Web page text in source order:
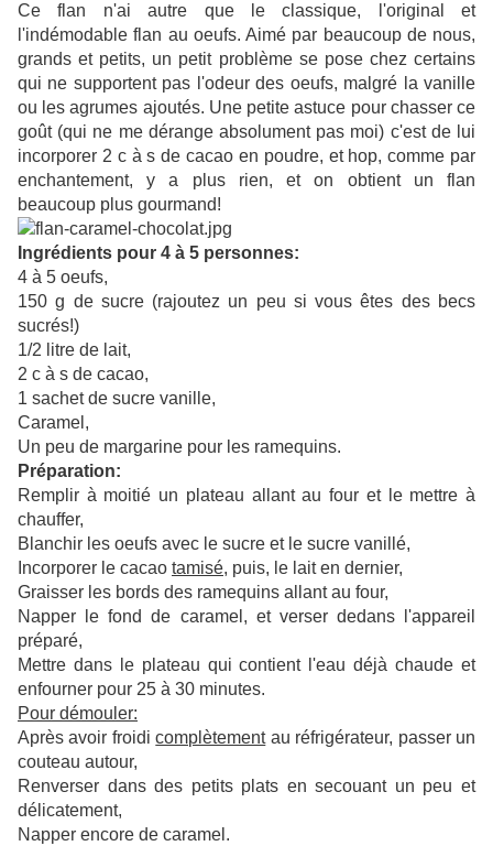
Ce flan n'ai autre que le classique, l'original et
l'indémodable flan au oeufs. Aimé par beaucoup de nous,
grands et petits, un petit problème se pose chez certains
qui ne supportent pas l'odeur des oeufs, malgré la vanille
ou les agrumes ajoutés. Une petite astuce pour chasser ce
goût (qui ne me dérange absolument pas moi) c'est de lui
incorporer 2 c à s de cacao en poudre, et hop, comme par
enchantement, y a plus rien, et on obtient un flan
beaucoup plus gourmand!
Ingrédients pour 4 à 5 personnes:
4 à 5 oeufs,
150 g de sucre (rajoutez un peu si vous êtes des becs
sucrés!)
1/2 litre de lait,
2 c à s de cacao,
1 sachet de sucre vanille,
Caramel,
Un peu de margarine pour les ramequins.
Préparation:
Remplir à moitié un plateau allant au four et le mettre à
chauffer,
Blanchir les oeufs avec le sucre et le sucre vanillé,
Incorporer le cacao tamisé, puis, le lait en dernier,
Graisser les bords des ramequins allant au four,
Napper le fond de caramel, et verser dedans l'appareil
préparé,
Mettre dans le plateau qui contient l'eau déjà chaude et
enfourner pour 25 à 30 minutes.
Pour démouler:
Après avoir froidicomplètementau réfrigérateur, passer un
couteau autour,
Renverser dans des petits plats en secouant un peu et
délicatement,
Napper encore de caramel.